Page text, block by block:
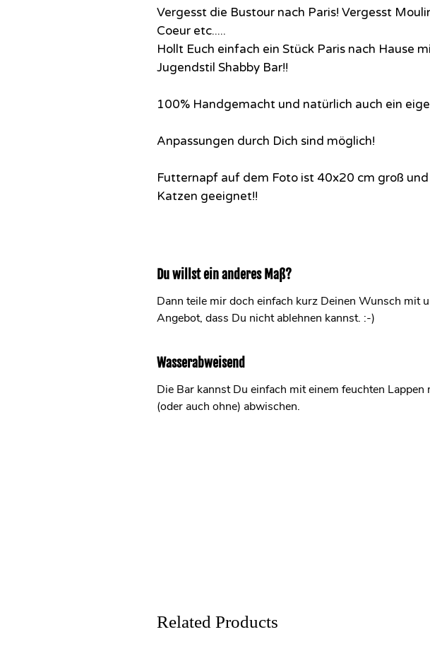
Vergesst die Bustour nach Paris! Vergesst
Coeur etc.....
Hollt Euch einfach ein Stück Paris nach Hause
Jugendstil Shabby Bar!!
100% Handgemacht und natürlich auch ein
Anpassungen durch Dich sind möglich!
Futternapf auf dem Foto ist 40x20 cm groß
Katzen geeignet!!
Du willst ein anderes Maß?
Dann teile mir doch einfach kurz Deinen Wunsch mit
Angebot, dass Du nicht ablehnen kannst. :-)
Wasserabweisend
Die Bar kannst Du einfach mit einem feuchten
(oder auch ohne) abwischen.
Related Products